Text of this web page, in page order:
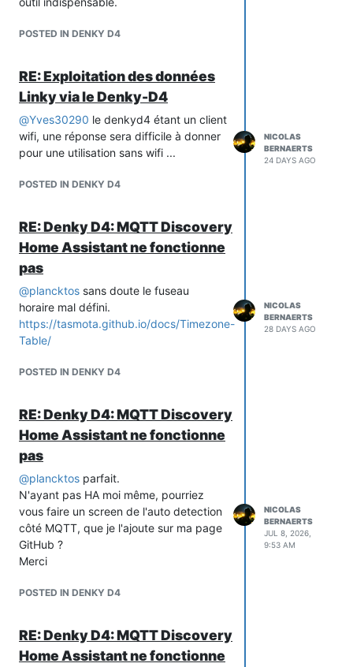
POSTED IN DENKY D4
RE: Exploitation des données
Linky via le Denky-D4
@Yves30290 le denkyd4 étant un client
wifi, une réponse sera difficile à donner
pour une utilisation sans wifi ...
POSTED IN DENKY D4
NICOLAS
BERNAERTS
24 DAYS AGO
RE: Denky D4: MQTT Discovery
Home Assistant ne fonctionne
pas
@plancktos sans doute le fuseau
horaire mal défini.
https://tasmota.github.io/docs/Timezone-
Table/
POSTED IN DENKY D4
NICOLAS
BERNAERTS
28 DAYS AGO
RE: Denky D4: MQTT Discovery
Home Assistant ne fonctionne
pas
@plancktos parfait.
N'ayant pas HA moi même, pourriez
vous faire un screen de l'auto detection
côté MQTT, que je l'ajoute sur ma page
GitHub ?
Merci
POSTED IN DENKY D4
NICOLAS
BERNAERTS
JUL 8, 2026,
9:53 AM
RE: Denky D4: MQTT Discovery
Home Assistant ne fonctionne